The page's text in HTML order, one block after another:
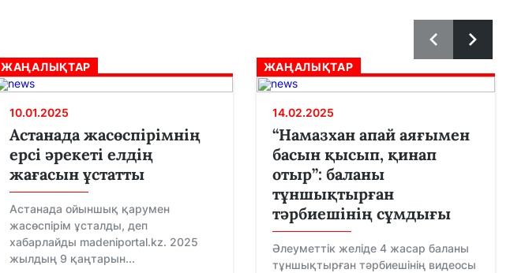
ЖАҢАЛЫҚТАР
10.01.2025
Астанада жасөспірімнің
ерсі әрекеті елдің
жағасын ұстатты
Астанада ойыншық қарумен
жасөспірім ұсталды, деп
хабарлайды madeniportal.kz. 2025
жылдың 9 қаңтарын...
ЖАҢАЛЫҚТАР
14.02.2025
“Намазхан апай аяғымен
басын қысып, қинап
отыр”: баланы
тұншықтырған
тәрбиешінің сұмдығы
Әлеуметтік желіде 4 жасар баланы
тұншықтырған тәрбиешінің видеосы